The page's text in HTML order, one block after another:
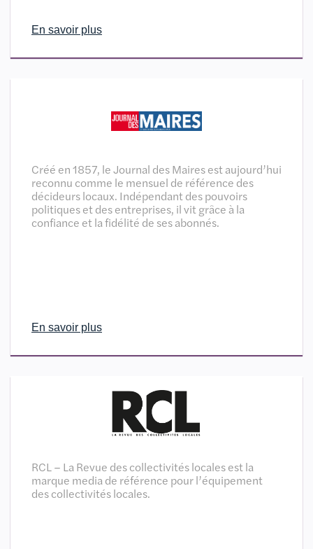
En savoir plus
Créé en 1857, le Journal des Maires est aujourd’hui
reconnu comme le mensuel de référence des
décideurs locaux. Indépendant des pouvoirs
politiques et des entreprises, il vit grâce à la
confiance et la fidélité de ses abonnés.
En savoir plus
RCL – La Revue des collectivités locales est la
marque media de référence pour l’équipement
des collectivités locales.